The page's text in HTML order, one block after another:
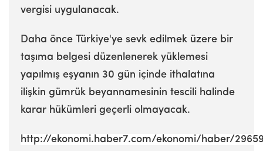
vergisi uygulanacak.
Daha önce Türkiye'ye sevk edilmek üzere bir
taşıma belgesi düzenlenerek yüklemesi
yapılmış eşyanın 30 gün içinde ithalatına
ilişkin gümrük beyannamesinin tescili halinde
karar hükümleri geçerli olmayacak.
http://ekonomi.haber7.com/ekonomi/haber/